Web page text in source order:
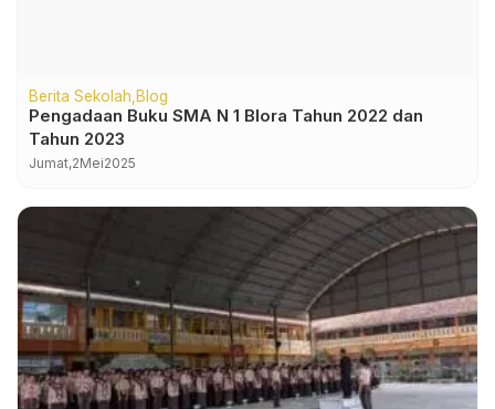
Berita Sekolah Blog
Pengadaan Buku SMA N 1 Blora Tahun 2022 dan
Tahun 2023
Jumat,2Mei2025